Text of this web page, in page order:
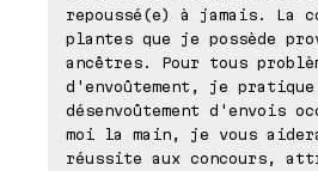
repoussé(e) à jamais. La
plantes que je possède
ancêtres. Pour tous
d'envoûtement, je
désenvoûtement d'envois
moi la main, je vous
réussite aux concours,